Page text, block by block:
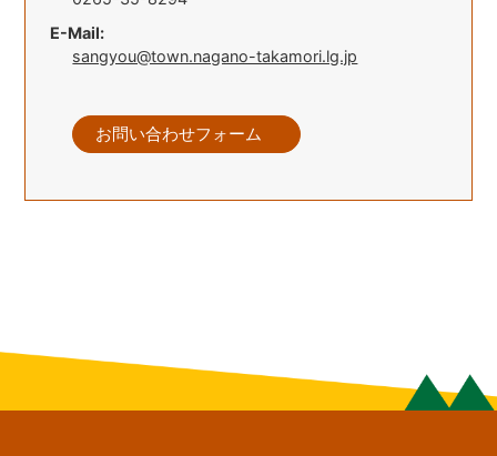
E-Mail:
sangyou@town.nagano-takamori.lg.jp
お問い合わせフォーム